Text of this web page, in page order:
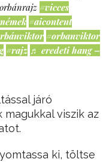
#vicces
#aicontent
#orbanviktor
#rajz ♬ eredeti hang –
járó
viszik az
ki, töltse